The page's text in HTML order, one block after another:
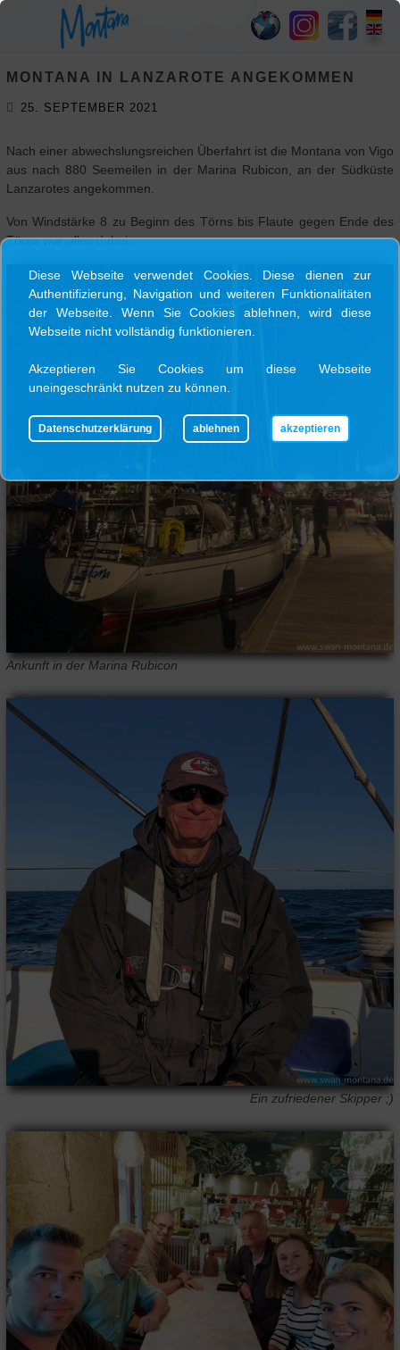
HOME
MONTANA
SKIPPER
TRIPS
BLOG
GALLERY
KONTAKT
MONTANA IN LANZAROTE ANGEKOMMEN
25. SEPTEMBER 2021
Nach einer abwechslungsreichen Überfahrt ist die Montana von Vigo
aus nach 880 Seemeilen in der Marina Rubicon, an der Südküste
Lanzarotes angekommen.
Von Windstärke 8 zu Beginn des Törns bis Flaute gegen Ende des
Törns war alles dabei.
Ankunft in der Marina Rubicon
Ein zufriedener Skipper ;)
Diese Webseite verwendet Cookies. Diese dienen zur
Authentifizierung, Navigation und weiteren Funktionalitäten
der Webseite. Wenn Sie Cookies ablehnen, wird diese
Webseite nicht vollständig funktionieren.
Akzeptieren Sie Cookies um diese Webseite
uneingeschränkt nutzen zu können.
Datenschutzerklärung ablehnen akzeptieren